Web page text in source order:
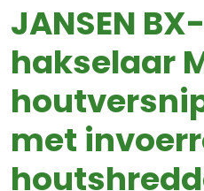
JANSEN
hakselaar
met